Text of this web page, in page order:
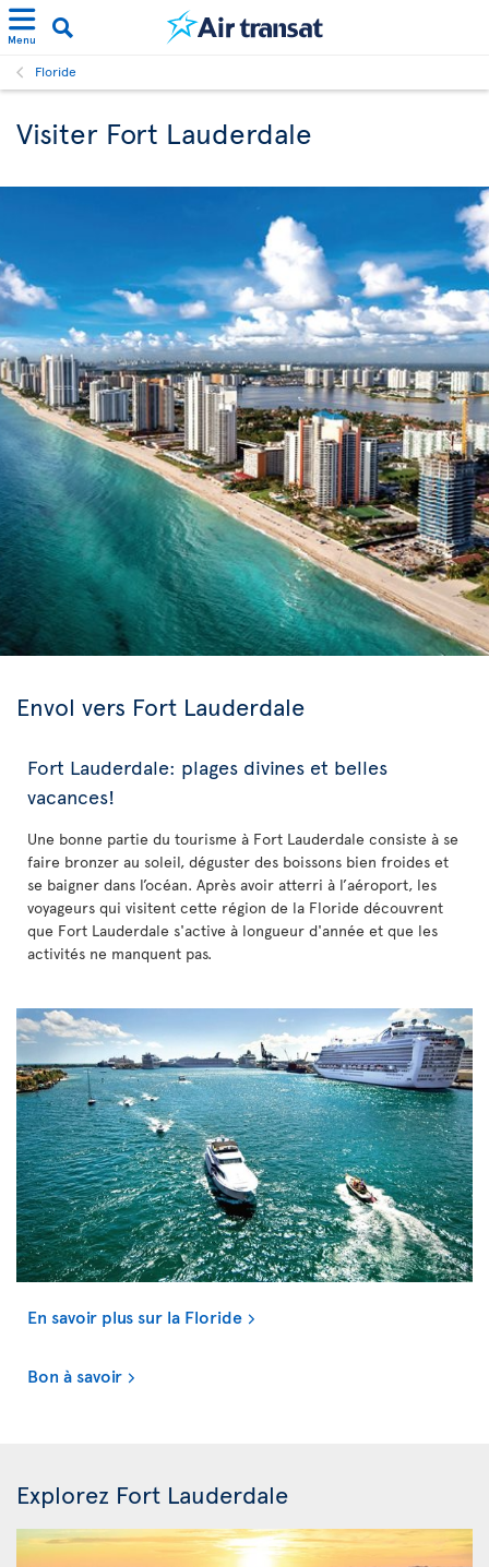
Menu
Floride
Visiter Fort Lauderdale
Envol vers Fort Lauderdale
Fort Lauderdale: plages divines et belles
vacances!
Une bonne partie du tourisme à Fort Lauderdale consiste à se
faire bronzer au soleil, déguster des boissons bien froides et
se baigner dans l’océan. Après avoir atterri à l’aéroport, les
voyageurs qui visitent cette région de la Floride découvrent
que Fort Lauderdale s'active à longueur d'année et que les
activités ne manquent pas.
En savoir plus sur la Floride
Bon à savoir
Explorez Fort Lauderdale